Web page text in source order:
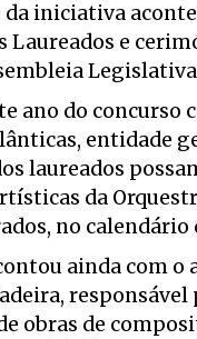
iniciativa
Laureados e
ano do concurso
entidade
laureados
da
no calendário
ainda com o
obras de